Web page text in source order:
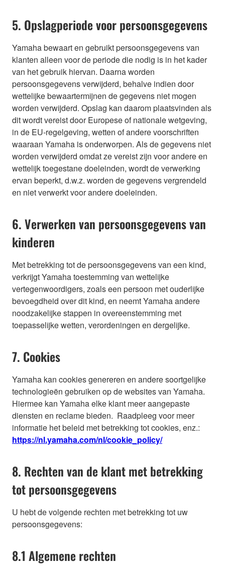
5. Opslagperiode voor persoonsgegevens
Yamaha bewaart en gebruikt persoonsgegevens van
klanten alleen voor de periode die nodig is in het kader
van het gebruik hiervan. Daarna worden
persoonsgegevens verwijderd, behalve indien door
wettelijke bewaartermijnen de gegevens niet mogen
worden verwijderd. Opslag kan daarom plaatsvinden als
dit wordt vereist door Europese of nationale wetgeving,
in de EU-regelgeving, wetten of andere voorschriften
waaraan Yamaha is onderworpen. Als de gegevens niet
worden verwijderd omdat ze vereist zijn voor andere en
wettelijk toegestane doeleinden, wordt de verwerking
ervan beperkt, d.w.z. worden de gegevens vergrendeld
en niet verwerkt voor andere doeleinden.
6. Verwerken van persoonsgegevens van
kinderen
Met betrekking tot de persoonsgegevens van een kind,
verkrijgt Yamaha toestemming van wettelijke
vertegenwoordigers, zoals een persoon met ouderlijke
bevoegdheid over dit kind, en neemt Yamaha andere
noodzakelijke stappen in overeenstemming met
toepasselijke wetten, verordeningen en dergelijke.
7. Cookies
Yamaha kan cookies genereren en andere soortgelijke
technologieën gebruiken op de websites van Yamaha.
Hiermee kan Yamaha elke klant meer aangepaste
diensten en reclame bieden. Raadpleeg voor meer
informatie het beleid met betrekking tot cookies, enz.:
https://nl.yamaha.com/nl/cookie_policy/
8. Rechten van de klant met betrekking
tot persoonsgegevens
U hebt de volgende rechten met betrekking tot uw
persoonsgegevens:
8.1 Algemene rechten